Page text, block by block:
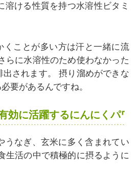
溶ける性質を持つ水溶性ビタミ
くことが多い方は汗と一緒に流
らに水溶性のため使わなかった
されます。
摂り溜めができな
要があるんですね。
効に活躍するにんにくパワ
うなぎ、玄米に多く含まれてい
生活の中で積極的に摂るように